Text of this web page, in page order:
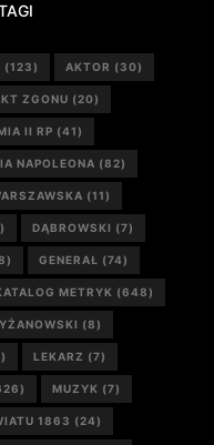
(123) AKTOR (30)
ZGONU (20)
II RP (41)
NAPOLEONA (82)
(11)
DĄBROWSKI (7)
GENERAŁ (74)
METRYK (648)
(8)
LEKARZ (7)
MUZYK (7)
1863 (24)